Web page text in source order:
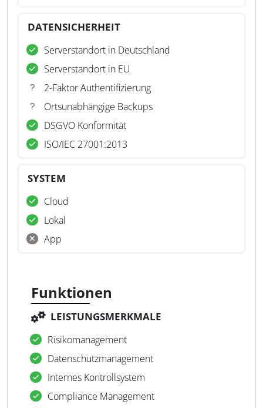
DATENSICHERHEIT
Serverstandort in Deutschland
Serverstandort in EU
2-Faktor Authentifizierung
Ortsunabhängige Backups
DSGVO Konformität
ISO/IEC 27001:2013
SYSTEM
Cloud
Lokal
App
Funktionen
LEISTUNGSMERKMALE
Risikomanagement
Datenschutzmanagement
Internes Kontrollsystem
Compliance Management